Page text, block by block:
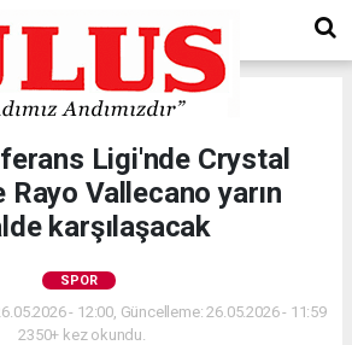
Ligi'nde Crystal
Rayo Vallecano yarın
karşılaşacak
SPOR
- 12:00, Güncelleme: 26.05.2026 - 11:59
2350+ kez okundu.